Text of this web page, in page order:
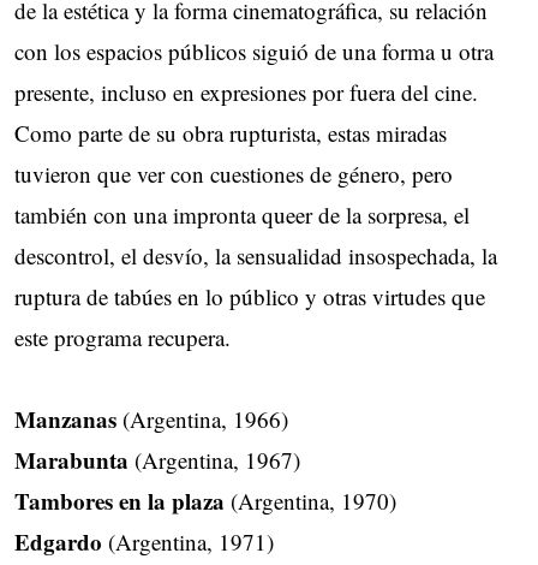
de la estética y la forma cinematográfica, su relación
con los espacios públicos siguió de una forma u otra
presente, incluso en expresiones por fuera del cine.
Como parte de su obra rupturista, estas miradas
tuvieron que ver con cuestiones de género, pero
también con una impronta queer de la sorpresa, el
descontrol, el desvío, la sensualidad insospechada, la
ruptura de tabúes en lo público y otras virtudes que
este programa recupera.
Manzanas (Argentina, 1966)
Marabunta (Argentina, 1967)
Tambores en la plaza (Argentina, 1970)
Edgardo (Argentina, 1971)